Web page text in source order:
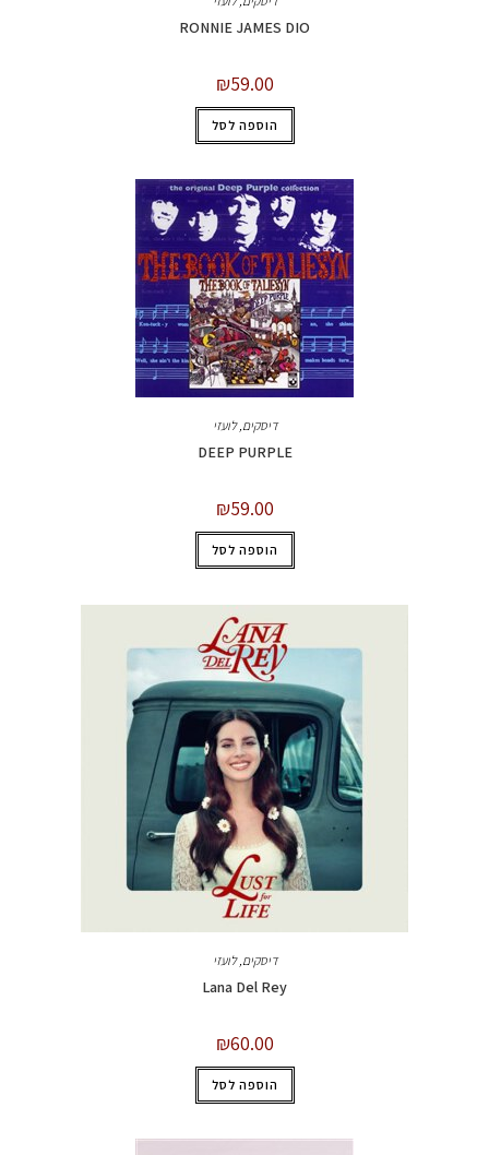
RONNIE JAMES DIO
₪59.00
הוספה לסל
דיסקים,לועזי
DEEP PURPLE
₪59.00
הוספה לסל
דיסקים ,לועזי
Lana Del Rey
₪60.00
הוספה לסל